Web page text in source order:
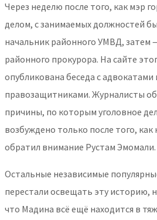
Через неделю после того, как мэр
делом, с занимаемых должностей
начальник районного УМВД, затем
районного прокурора. На сайте
опубликована беседа с адвокатами
правозащитниками. Журналисты
причины, по которым уголовное
возбуждено только после того,
обратил внимание Рустам Эмомали.
Остальные независимые
перестали освещать эту историю,
что Мадина всё ещё находится в